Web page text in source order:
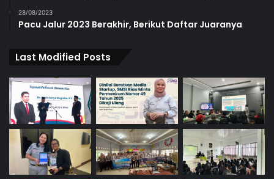
28/08/2023
Pacu Jalur 2023 Berakhir, Berikut Daftar Juaranya
Last Modified Posts